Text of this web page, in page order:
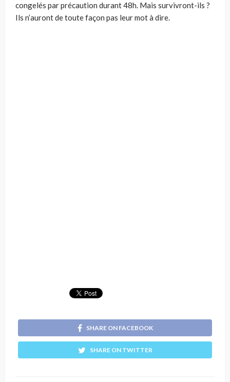
congelés par précaution durant 48h. Mais survivront-ils ?
Ils n’auront de toute façon pas leur mot à dire.
SHARE ON FACEBOOK
SHARE ON TWITTER